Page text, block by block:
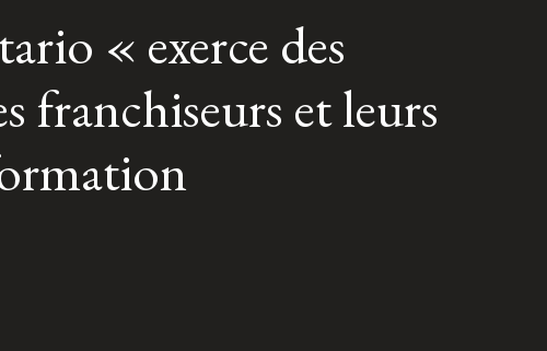
« exerce des
franchiseurs et leurs